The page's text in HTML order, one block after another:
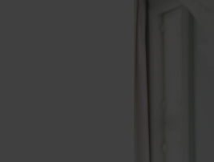
følge maten.
I kjelleren finner du en mer uformell
danske smørrebrød til lunsj og